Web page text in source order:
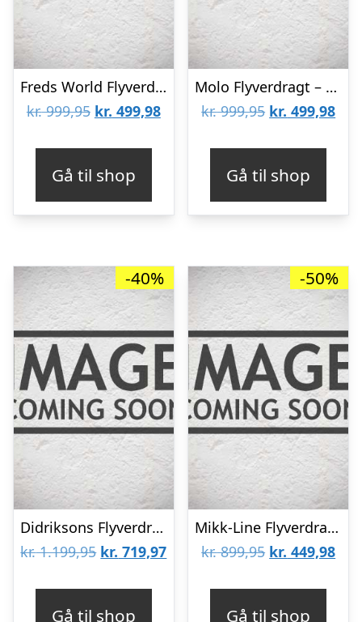
Freds World Flyverdragt – Deep Blue
kr.999,95 Den
kr. 999,95.
kr. 499,98Den
kr. 499,98.
Gå til shop
Molo Flyverdragt – Hyde – Night Navy
kr.999,95 Den
kr. 999,95.
kr. 499,98Den
kr.
Gå til shop
-40%
Didriksons Flyverdragt – Bjärven – Pomme Red
kr.1.199,95 Den
kr. 719,97Den
Gå til shop
-50%
Mikk-Line Flyverdragt – Recycled – Balsam Green
kr.899,95 Den
kr. 449,98Den
Gå til shop